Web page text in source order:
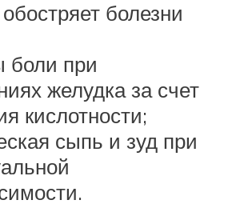
болезни
боли при
желудка за счет
кислотности;
сыпь и зуд при